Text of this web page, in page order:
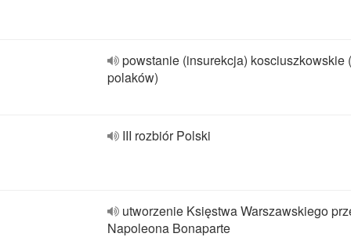
powstanie (insurekcja) kosciuszkowskie
polaków)
III rozbiór Polski
utworzenie Księstwa Warszawskiego
Napoleona Bonaparte